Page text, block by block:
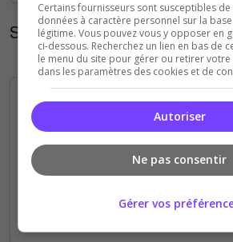
Statistiques horaires
Certains fournisseurs sont susceptibles
données à caractère personnel sur la
légitime. Vous pouvez vous y opposer en
ci-dessous. Recherchez un lien en bas de
le menu du site pour gérer ou retirer
dans les paramètres des cookies et de
Autoriser
Ne pas consentir
Gérer vos